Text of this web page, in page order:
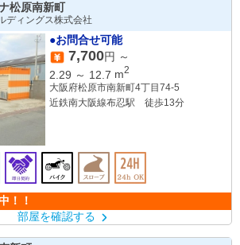
松原南新町
ディングス株式会社
●お問合せ可能
7,700円 ～
2.29 ～ 12.7 m2
大阪府松原市南新町4丁目74-5
近鉄南大阪線布忍駅 徒歩13分
！！
部屋を確認する